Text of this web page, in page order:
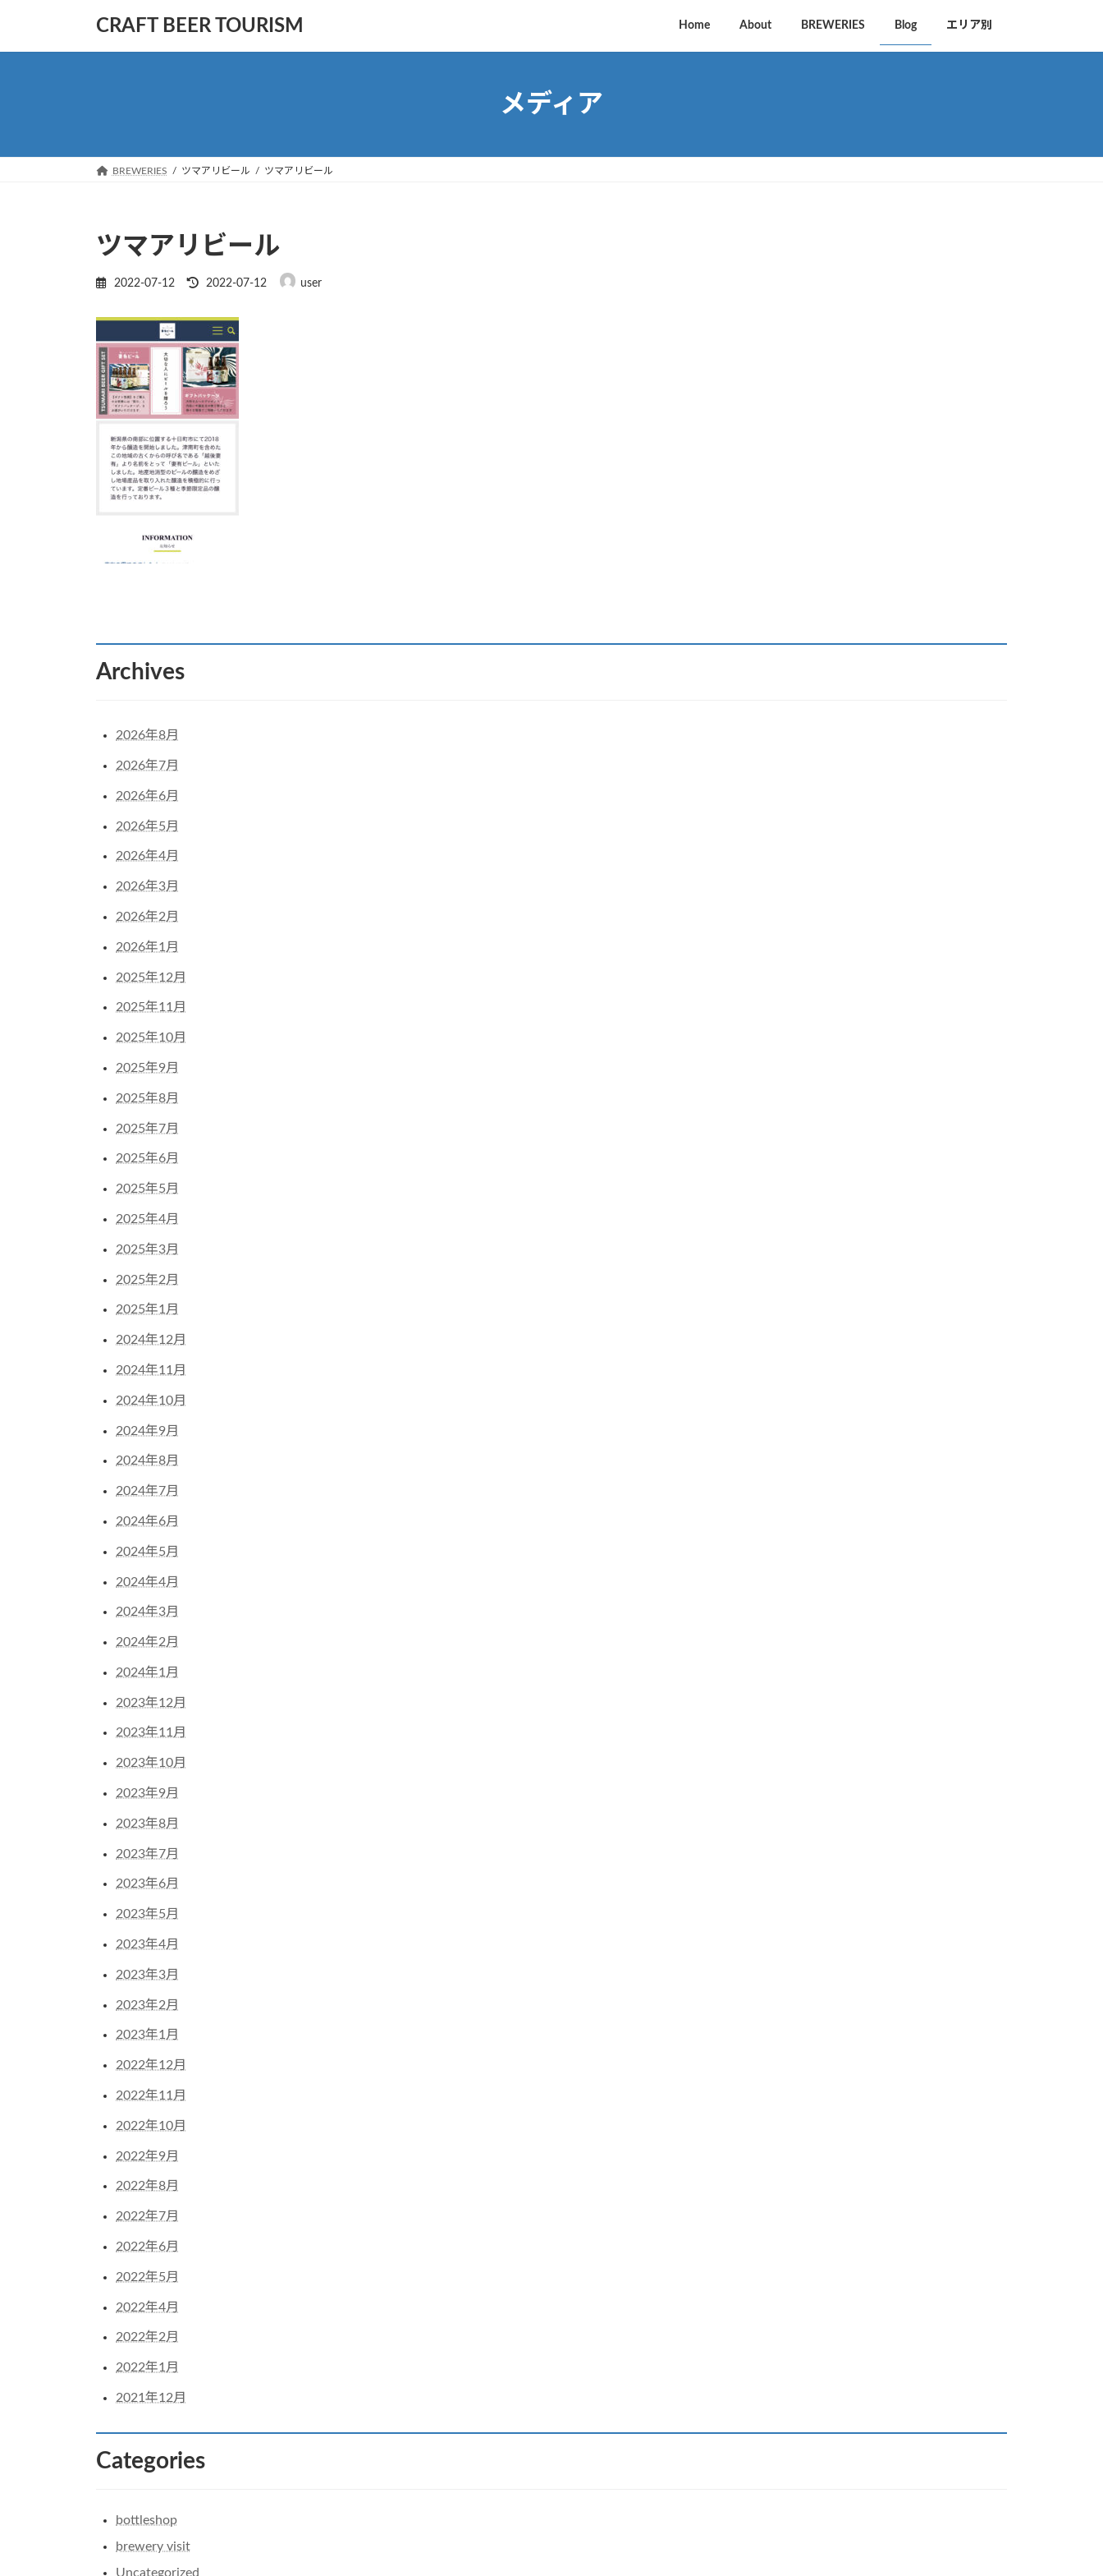
テ
ゲ
CRAFT BEER TOURISM Home About BREWERIES Blog エリア別
メディア
BREWERIES ツマアリビール ツマアリビール
ツマアリビール
2022-07-12
最
新
日
時
:
2022-07-12 user
Archives
2026年8月
2026年7月
2026年6月
2026年5月
2026年4月
2026年3月
2026年2月
2026年1月
2025年12月
2025年11月
2025年10月
2025年9月
2025年8月
2025年7月
2025年6月
2025年5月
2025年4月
2025年3月
2025年2月
2025年1月
2024年12月
2024年11月
2024年10月
2024年9月
2024年8月
2024年7月
2024年6月
2024年5月
2024年4月
2024年3月
2024年2月
2024年1月
2023年12月
2023年11月
2023年10月
2023年9月
2023年8月
2023年7月
2023年6月
2023年5月
2023年4月
2023年3月
2023年2月
2023年1月
2022年12月
2022年11月
2022年10月
2022年9月
2022年8月
2022年7月
2022年6月
2022年5月
2022年4月
2022年2月
2022年1月
2021年12月
Categories
bottleshop
brewery visit
Uncategorized